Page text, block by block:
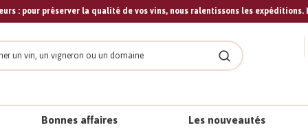
: pour préserver la qualité de vos vins, nous ralentissons les expéditions.
Rechercher
Bonnes affaires Les nouveautés